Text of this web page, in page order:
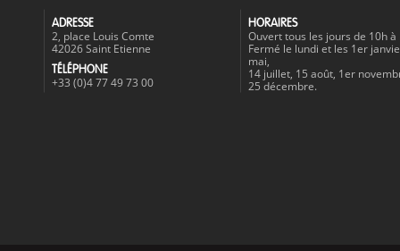
ADRESSE
2, place Louis Comte
42026 Saint Etienne
TÉLÉPHONE
+33 (0)4 77 49 73 00
HORAIRES
Ouvert tous les jours de 10h à
Fermé le lundi et les 1er
mai,
14 juillet, 15 août, 1er
25 décembre.